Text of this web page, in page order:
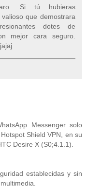
Si tú hubieras
que demostrara
dotes de
mejor cara seguro.
Messenger solo
Shield VPN, en su
Desire X (S0;4.1.1).
establecidas y sin